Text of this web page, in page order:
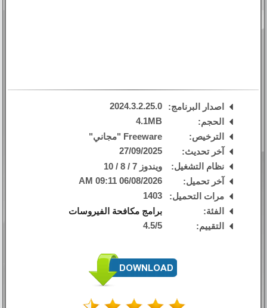
اصدار البرنامج:
2024.3.2.25.0
الحجم:
4.1MB
الترخيص:
Freeware "مجاني"
آخر تحديث:
27/09/2025
نظام التشغيل:
ويندوز 7 / 8 / 10
آخر تحميل:
06/08/2026 09:11 AM
مرات التحميل:
1403
الفئة:
برامج مكافحة الفيروسات
التقييم:
4.5/5